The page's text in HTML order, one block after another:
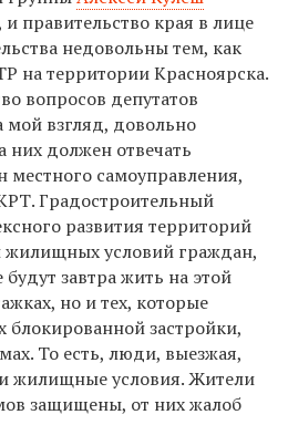
правительство края в лице
недовольны тем, как
на территории Красноярска.
вопросов депутатов
мой взгляд, довольно
них должен отвечать
местного самоуправления,
Градостроительный
развития территорий
жилищных условий граждан,
завтра жить на этой
но и тех, которые
блокированной застройки,
То есть, люди, выезжая,
жилищные условия. Жители
защищены, от них жалоб